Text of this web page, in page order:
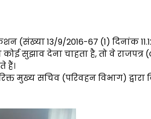
13/9/2016-67 (1) दिनांक
सुझाव देना चाहता है, तो वे
हैं।
मुख्य सचिव (परिवहन विभाग) द्वारा